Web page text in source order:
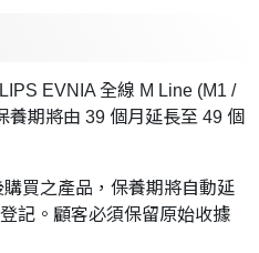
EVNIA 全線 M Line (M1 /
養期將由 39 個月延長至 49 個
買之產品，保養期將自動延
記。顧客必須保留原始收據